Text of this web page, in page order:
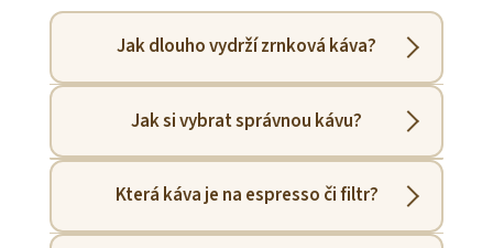
Jak dlouho vydrží zrnková káva?
Čerstvě pražená káva je nejlepší 7–21 dní po
Jak si vybrat správnou kávu?
Podívejte se nachuťový profilu produktů,
Která káva je na espresso či filtr?